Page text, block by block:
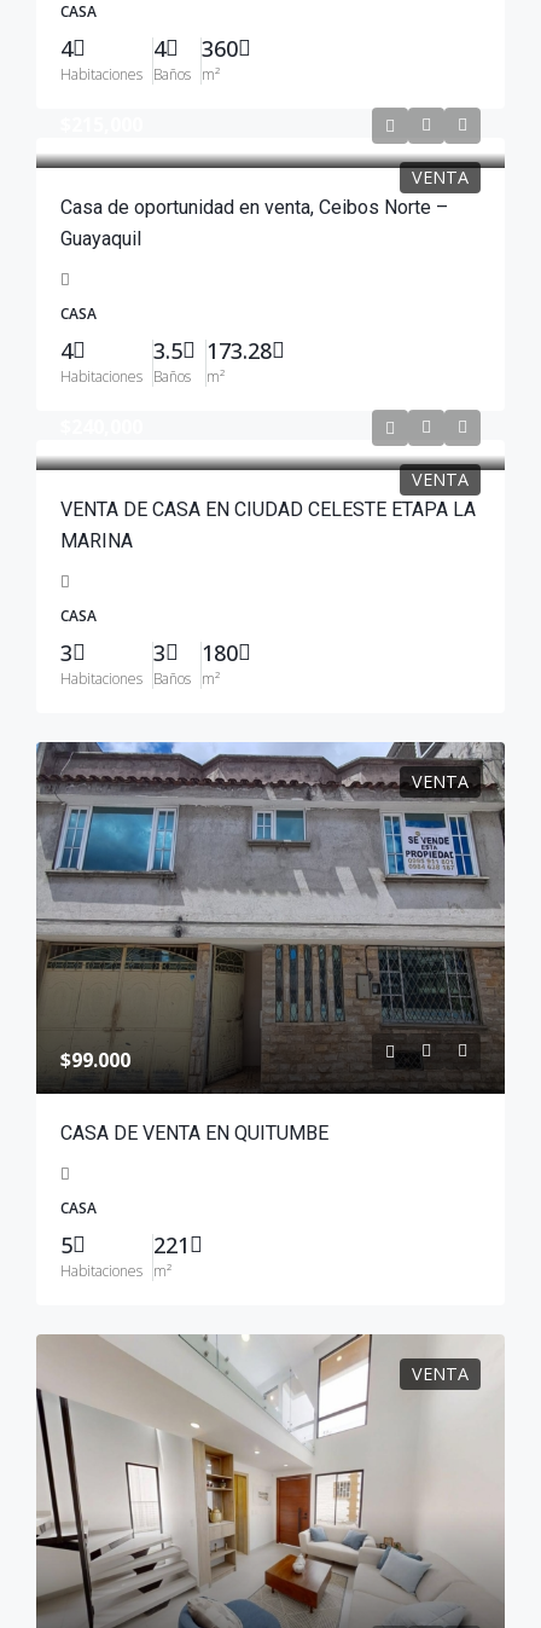
CASA
4
Habitaciones
4
Baños
360
m²
VENTA
Casa de oportunidad en venta, Ceibos Norte –
Guayaquil
CASA
4
Habitaciones
3.5
Baños
173.28
m²
VENTA
VENTA DE CASA EN CIUDAD CELESTE ETAPA LA
MARINA
CASA
3
Habitaciones
3
Baños
180
m²
VENTA
$99.000
CASA DE VENTA EN QUITUMBE
CASA
5
Habitaciones
221
m²
VENTA